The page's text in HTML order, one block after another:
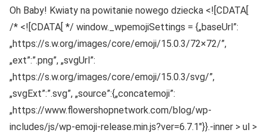
Oh Baby! Kwiaty na powitanie nowego dziecka <![CDATA[
/* <![CDATA[ */ window._wpemojiSettings = {„baseUrl”:
„https://s.w.org/images/core/emoji/15.0.3/72×72/”,
„ext”:”.png”, „svgUrl”:
„https://s.w.org/images/core/emoji/15.0.3/svg/”,
„svgExt”:”.svg”, „source”:{„concatemoji”:
„https://www.flowershopnetwork.com/blog/wp-
includes/js/wp-emoji-release.min.js?ver=6.7.1″}}.-inner > ul >